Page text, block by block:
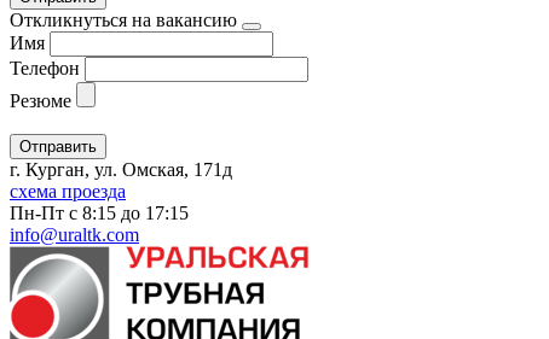
Откликнуться на вакансию
Имя
Телефон
Резюме
г. Курган, ул. Омская, 171д
схема проезда
Пн-Пт с 8:15 до 17:15
info@uraltk.com